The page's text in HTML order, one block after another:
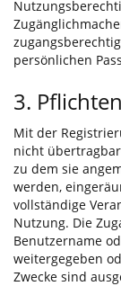
persönlichen
3.
Mit der
nicht
zu dem sie
werden,
vollständige
Nutzung. Die
Benutzername
weitergegeben
Zwecke sind